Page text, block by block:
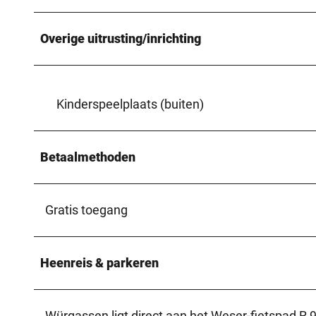
Overige uitrusting/inrichting
Kinderspeelplaats (buiten)
Betaalmethoden
Gratis toegang
Heenreis & parkeren